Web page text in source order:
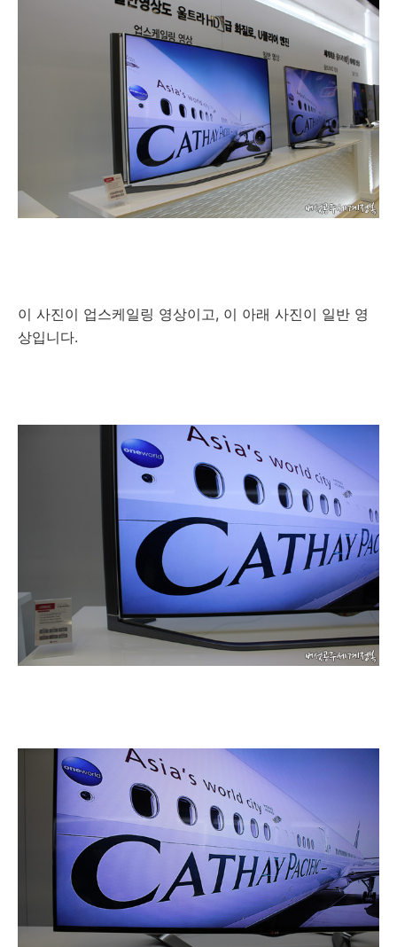
이 사진이 업스케일링 영상이고, 이 아래 사진이 일반 영
상입니다.